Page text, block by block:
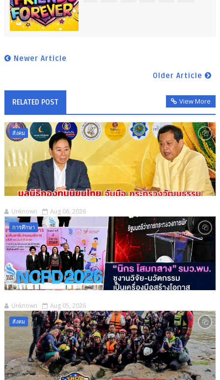
Newer Article
Older Article
RELATED POST View More
สังคม
Unknown Aug 06, 2026
การศึกษา
Unknown Aug 05, 2026
สังคม